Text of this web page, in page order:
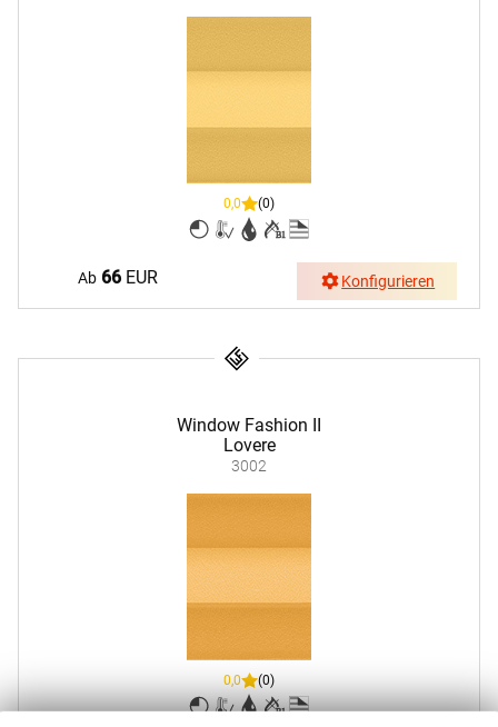
0,0 (0)
Ab 66EUR Konfigurieren
Window Fashion II
Lovere
3002
0,0 (0)